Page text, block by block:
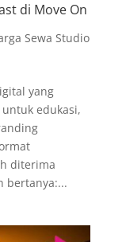
di Move On
Sewa Studio
yang
edukasi,
diterima
bertanya:...